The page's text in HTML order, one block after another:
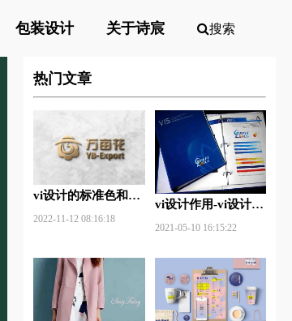
包装设计 关于诗宸 搜索
热门文章
vi设计的标准色和辅
2022-11-12 08:16:18
vi设计作用-vi设计的
2021-05-10 16:15:22